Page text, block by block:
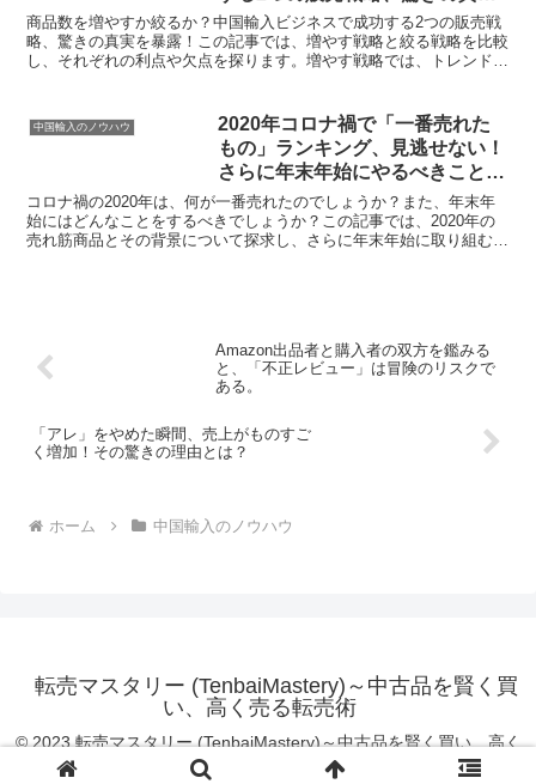
を暴露！
商品数を増やすか絞るか？中国輸入ビジネスで成功する2つの販売戦
略、驚きの真実を暴露！この記事では、増やす戦略と絞る戦略を比較
し、それぞれの利点や欠点を探ります。増やす戦略では、トレンドに
中国輸入のノウハウ
2020年コロナ禍で「一番売れた
もの」ランキング、見逃せない！
さらに年末年始にやるべきこと3
つも大公開！
コロナ禍の2020年は、何が一番売れたのでしょうか？また、年末年
始にはどんなことをするべきでしょうか？この記事では、2020年の
売れ筋商品とその背景について探求し、さらに年末年始に取り組むべ
Amazon出品者と購入者の双方を鑑みる
と、「不正レビュー」は冒険のリスクで
ある。
「アレ」をやめた瞬間、売上がものすご
く増加！その驚きの理由とは？
ホーム 中国輸入のノウハウ
転売マスタリー (TenbaiMastery)～中古品を賢く買
い、高く売る転売術
© 2023 転売マスタリー (TenbaiMastery)～中古品を賢く買い、高く